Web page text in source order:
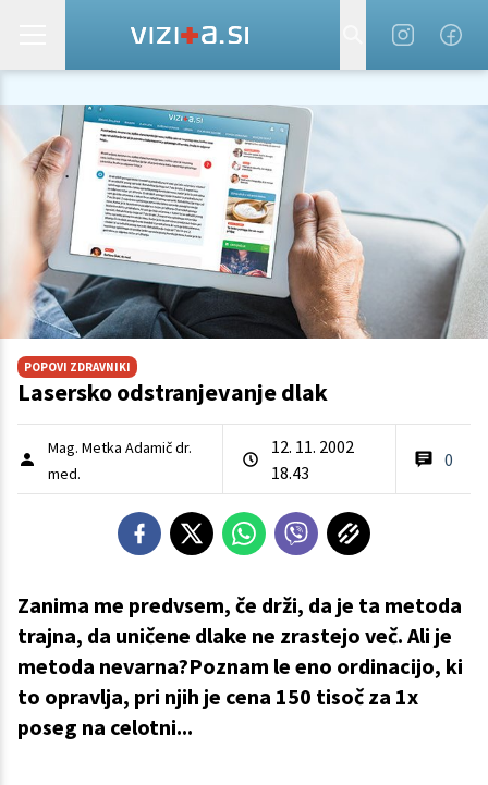
POPOVI ZDRAVNIKI
Lasersko odstranjevanje dlak
Mag. Metka Adamič dr.
med.
12. 11. 2002
18.43
0
Zanima me predvsem, če drži, da je ta metoda
trajna, da uničene dlake ne zrastejo več. Ali je
metoda nevarna?Poznam le eno ordinacijo, ki
to opravlja, pri njih je cena 150 tisoč za 1x
poseg na celotni...